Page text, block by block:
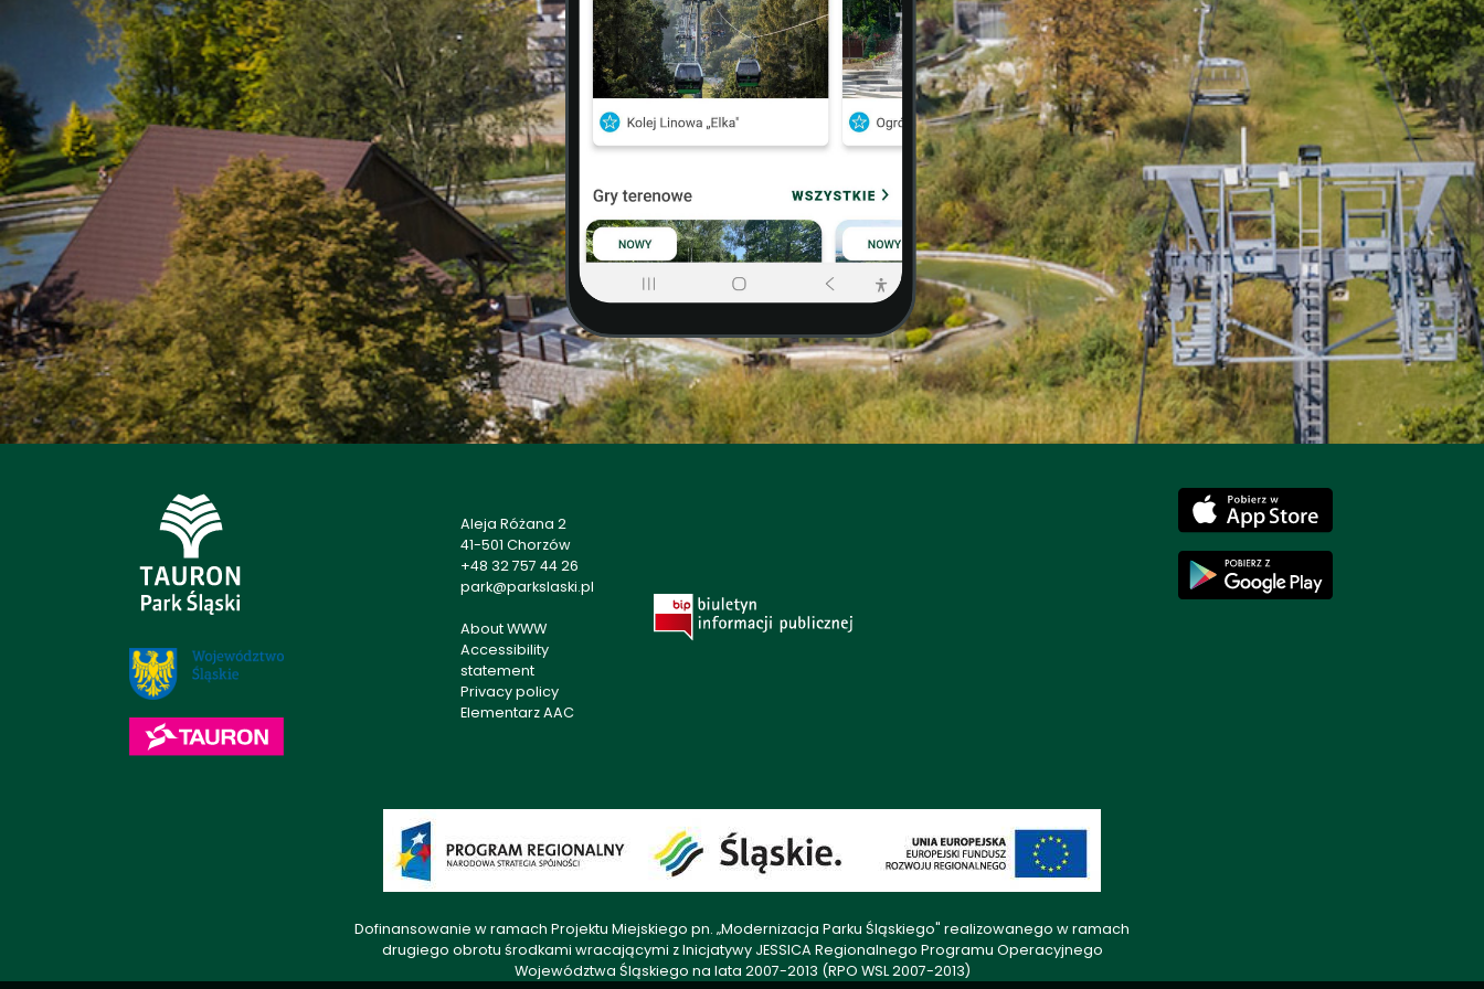
Aleja Różana 2
41-501 Chorzów
+48 32 757 44 26
park@parkslaski.pl
About WWW
Accessibility
statement
Privacy policy
Elementarz AAC
Dofinansowanie w ramach Projektu Miejskiego pn. „Modernizacja Parku Śląskiego" realizowanego w ramach
drugiego obrotu środkami wracającymi z Inicjatywy JESSICA Regionalnego Programu Operacyjnego
Województwa Śląskiego na lata 2007-2013 (RPO WSL 2007-2013)